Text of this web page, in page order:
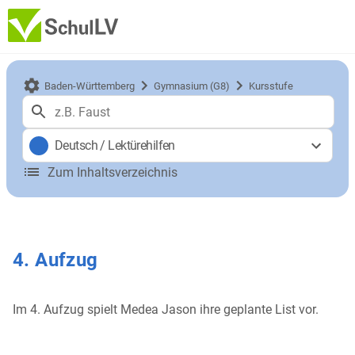
Baden-Württemberg Gymnasium (G8) Kursstufe
Deutsch/ Lektürehilfen
Zum Inhaltsverzeichnis
4. Aufzug
Im 4. Aufzug spielt Medea Jason ihre geplante List vor.